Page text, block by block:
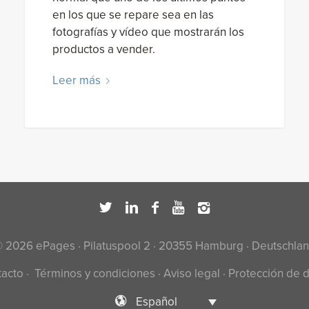
en los que se repare sea en las
fotografías y vídeo que mostrarán los
productos a vender.
Leer más
2026 ePages · Pilatuspool 2 · 20355 Hamburg ·
· Términos y condiciones · Aviso legal · Protección de
Español